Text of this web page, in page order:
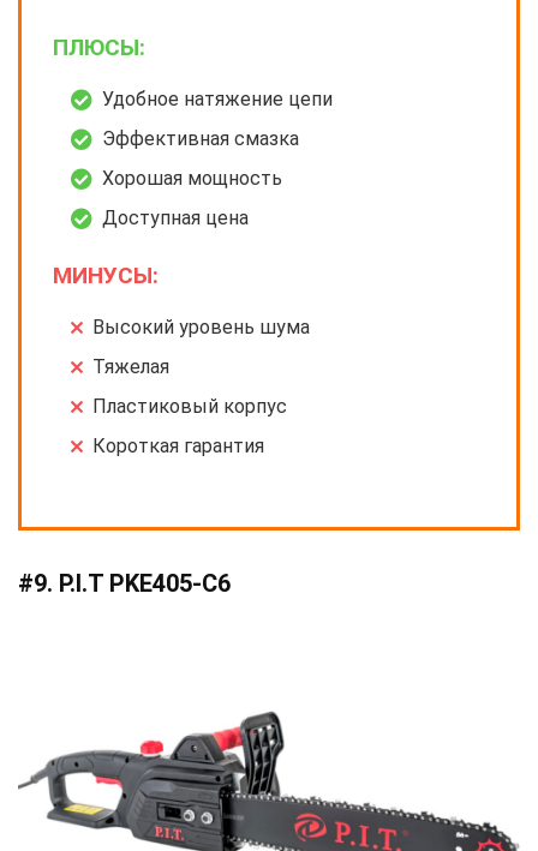
ПЛЮСЫ:
Удобное натяжение цепи
Эффективная смазка
Хорошая мощность
Доступная цена
МИНУСЫ:
Высокий уровень шума
Тяжелая
Пластиковый корпус
Короткая гарантия
#9. P.I.T PKE405-С6